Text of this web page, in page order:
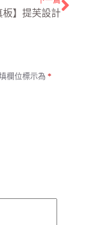
板】提芙設計
欄位標示為 *